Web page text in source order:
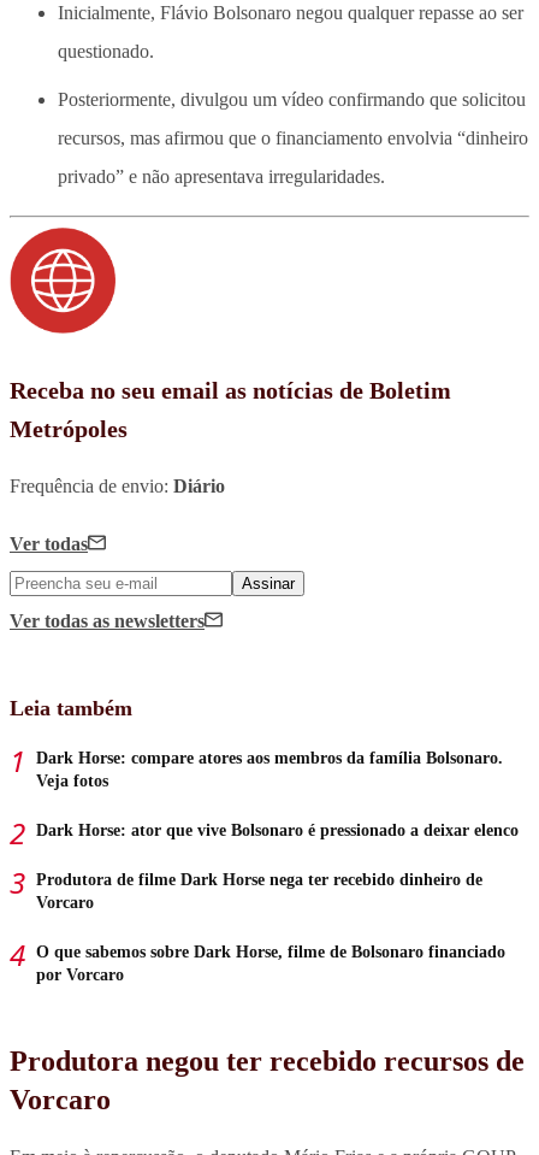
Inicialmente, Flávio Bolsonaro negou qualquer repasse ao ser
questionado.
Posteriormente, divulgou um vídeo confirmando que solicitou
recursos, mas afirmou que o financiamento envolvia “dinheiro
privado” e não apresentava irregularidades.
Receba no seu email as notícias de Boletim
Metrópoles
Frequência de envio: Diário
Ver todas
Assinar
Ver todas as newsletters
Leia também
Dark Horse: compare atores aos membros da família Bolsonaro.
Veja fotos
Dark Horse: ator que vive Bolsonaro é pressionado a deixar elenco
Produtora de filme Dark Horse nega ter recebido dinheiro de
Vorcaro
O que sabemos sobre Dark Horse, filme de Bolsonaro financiado
por Vorcaro
Produtora negou ter recebido recursos de
Vorcaro